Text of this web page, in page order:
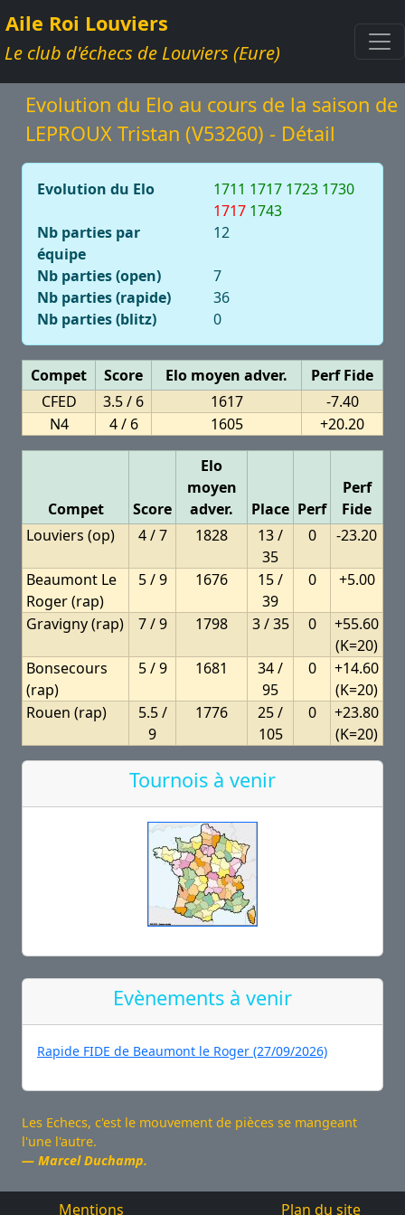
Aile Roi Louviers
Le club d'échecs de Louviers (Eure)
Evolution du Elo au cours de la saison de
LEPROUX Tristan (V53260) - Détail
Evolution du Elo 1711 1717 1723 1730
1717 1743
Nb parties par
équipe
12
Nb parties (open)
7
Nb parties (rapide)
36
Nb parties (blitz)
0
Compet Score Elo moyen adver.
Perf Fide
CFED
3.5 / 6 1617
-7.40
N4
4 / 6 1605 +20.20
Compet Score
Elo
moyen
adver.
Place Perf
Perf
Fide
Louviers (op)
4 / 7 1828
13 /
35
0 -23.20
Beaumont Le
Roger (rap)
5 / 9 1676
15 /
39
0 +5.00
Gravigny (rap) 7 / 9 1798 3 / 35 0
+55.60
(K=20)
Bonsecours
(rap)
5 / 9 1681
34 /
95
0
+14.60
(K=20)
Rouen (rap)
5.5 /
9
1776
25 /
105
0
+23.80
(K=20)
Tournois à venir
Evènements à venir
Rapide FIDE de Beaumont le Roger (27/09/2026)
Les Echecs, c'est le mouvement de pièces se mangeant
l'une l'autre.
Marcel Duchamp.
Mentions Plan du site